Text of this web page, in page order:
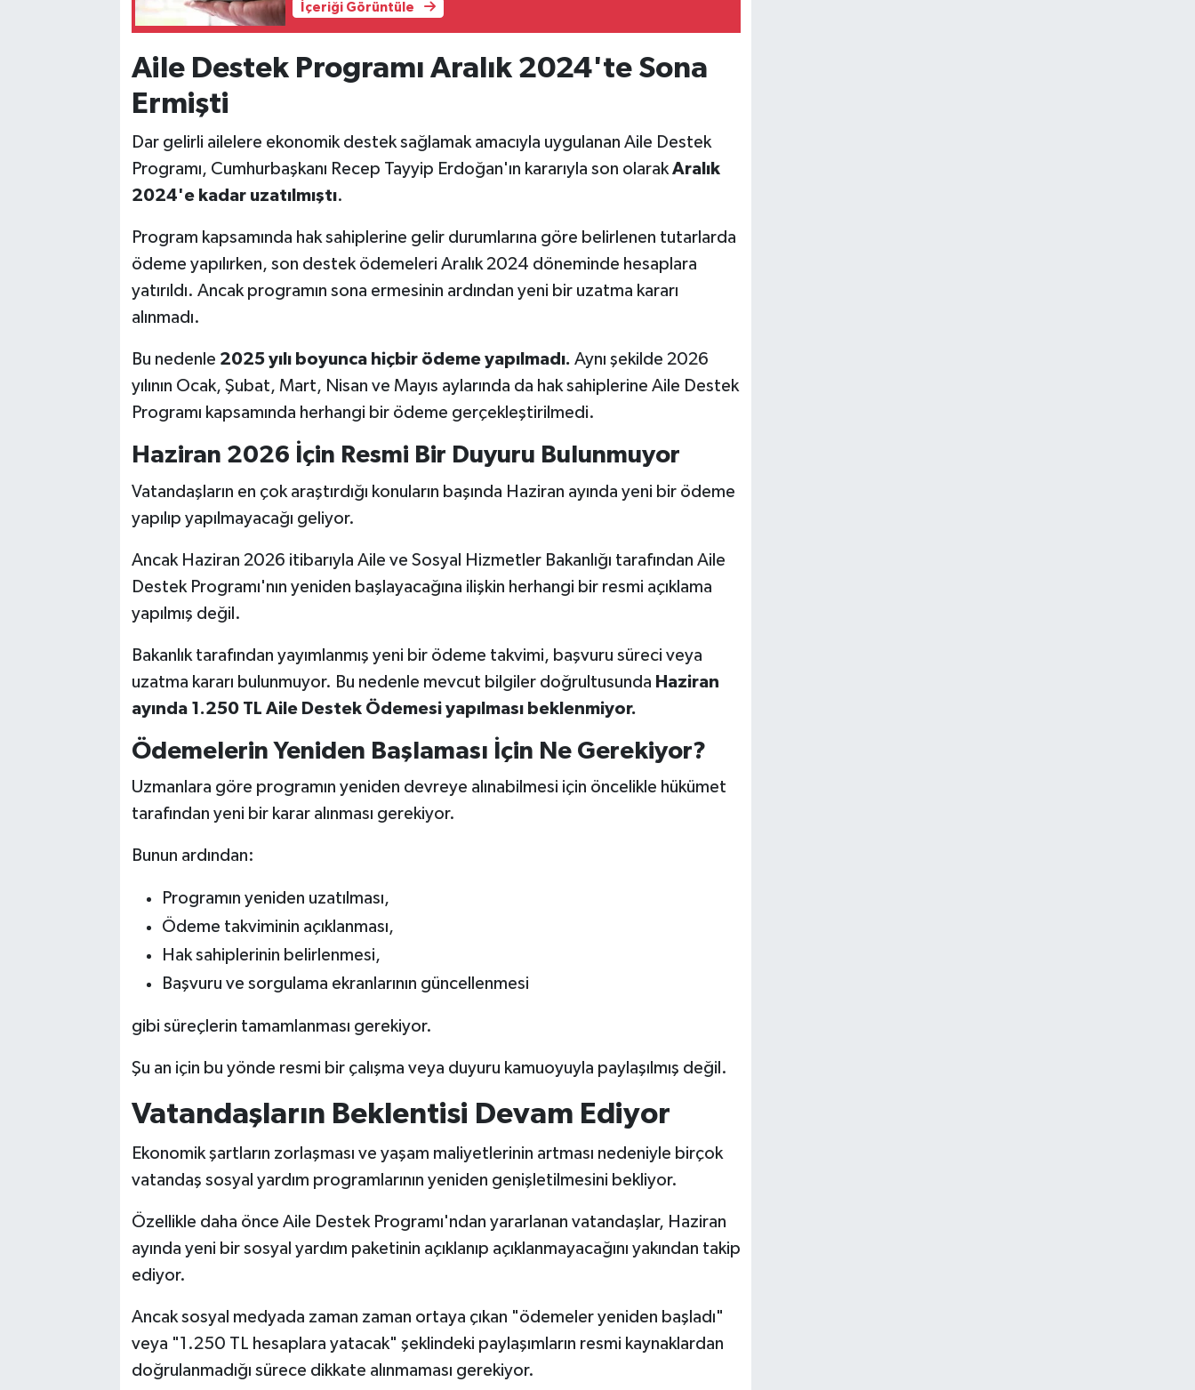
İçeriği Görüntüle
Aile Destek Programı Aralık 2024'te Sona
Ermişti
Dar gelirli ailelere ekonomik destek sağlamak amacıyla uygulanan Aile Destek
Programı, Cumhurbaşkanı Recep Tayyip Erdoğan'ın kararıyla son olarakAralık
2024'e kadar uzatılmıştı.
Program kapsamında hak sahiplerine gelir durumlarına göre belirlenen tutarlarda
ödeme yapılırken, son destek ödemeleri Aralık 2024 döneminde hesaplara
yatırıldı. Ancak programın sona ermesinin ardından yeni bir uzatma kararı
alınmadı.
Bu nedenle 2025 yılı boyunca hiçbir ödeme yapılmadı. Aynı şekilde 2026
yılının Ocak, Şubat, Mart, Nisan ve Mayıs aylarında da hak sahiplerine Aile Destek
Programı kapsamında herhangi bir ödeme gerçekleştirilmedi.
Haziran 2026 İçin Resmi Bir Duyuru Bulunmuyor
Vatandaşların en çok araştırdığı konuların başında Haziran ayında yeni bir ödeme
yapılıp yapılmayacağı geliyor.
Ancak Haziran 2026 itibarıyla Aile ve Sosyal Hizmetler Bakanlığı tarafından Aile
Destek Programı'nın yeniden başlayacağına ilişkin herhangi bir resmi açıklama
yapılmış değil.
Bakanlık tarafından yayımlanmış yeni bir ödeme takvimi, başvuru süreci veya
uzatma kararı bulunmuyor. Bu nedenle mevcut bilgiler doğrultusunda Haziran
ayında 1.250 TL Aile Destek Ödemesi yapılması beklenmiyor.
Ödemelerin Yeniden Başlaması İçin Ne Gerekiyor?
Uzmanlara göre programın yeniden devreye alınabilmesi için öncelikle hükümet
tarafından yeni bir karar alınması gerekiyor.
Bunun ardından:
Programın yeniden uzatılması,
Ödeme takviminin açıklanması,
Hak sahiplerinin belirlenmesi,
Başvuru ve sorgulama ekranlarının güncellenmesi
gibi süreçlerin tamamlanması gerekiyor.
Şu an için bu yönde resmi bir çalışma veya duyuru kamuoyuyla paylaşılmış değil.
Vatandaşların Beklentisi Devam Ediyor
Ekonomik şartların zorlaşması ve yaşam maliyetlerinin artması nedeniyle birçok
vatandaş sosyal yardım programlarının yeniden genişletilmesini bekliyor.
Özellikle daha önce Aile Destek Programı'ndan yararlanan vatandaşlar, Haziran
ayında yeni bir sosyal yardım paketinin açıklanıp açıklanmayacağını yakından takip
ediyor.
Ancak sosyal medyada zaman zaman ortaya çıkan "ödemeler yeniden başladı"
veya "1.250 TL hesaplara yatacak" şeklindeki paylaşımların resmi kaynaklardan
doğrulanmadığı sürece dikkate alınmaması gerekiyor.